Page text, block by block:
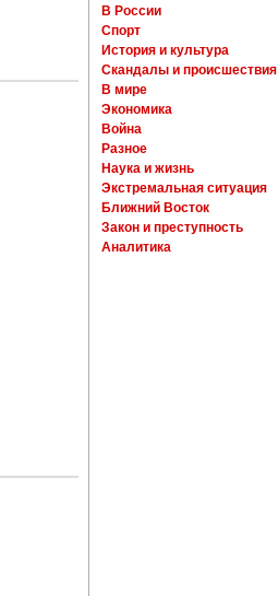
В России
Спорт
История и культура
Скандалы и происшествия
В мире
Экономика
Война
Разное
Наука и жизнь
Экстремальная ситуация
Ближний Восток
Закон и преступность
Аналитика